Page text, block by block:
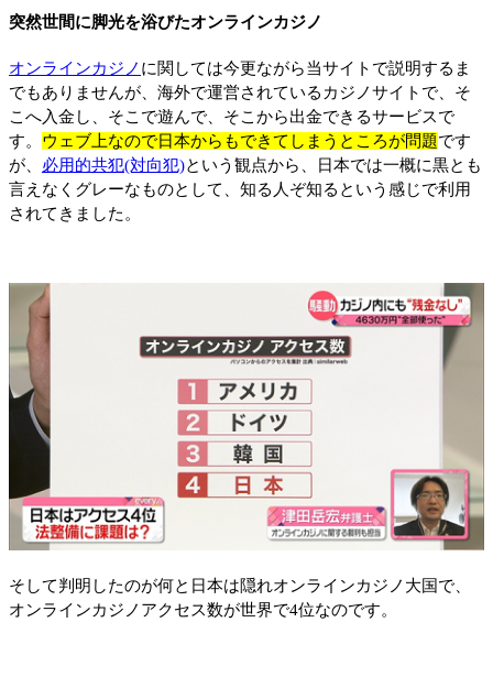
突然世間に脚光を浴びたオンラインカジノ
オンラインカジノ に関しては今更ながら当サイトで説明するま
でもありませんが、海外で運営されているカジノサイトで、そ
こへ入金し、そこで遊んで、そこから出金できるサービスで
す。 ウェブ上なので日本からもできてしまうところが問題です
が、 必用的共犯(対向犯)という観点から、日本では一概に黒とも
言えなくグレーなものとして、知る人ぞ知るという感じで利用
されてきました。
そして判明したのが何と日本は隠れオンラインカジノ大国で、
オンラインカジノアクセス数が世界で4位なのです。